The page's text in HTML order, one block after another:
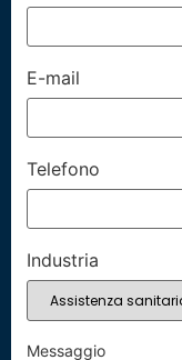
E-mail
Telefono
Industria
Messaggio